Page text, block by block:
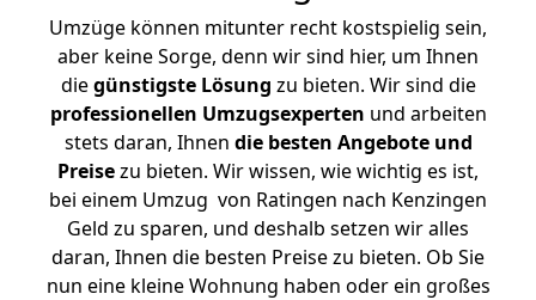
Umzüge können mitunter recht kostspielig sein,
aber keine Sorge, denn wir sind hier, um Ihnen
diegünstigste Lösung zu bieten. Wir sind die
professionellen Umzugsexperten und arbeiten
stets daran, Ihnen die besten Angebote und
Preisezu bieten. Wir wissen, wie wichtig es ist,
bei einem Umzug von Ratingen nach Kenzingen
Geld zu sparen, und deshalb setzen wir alles
daran, Ihnen die besten Preise zu bieten. Ob Sie
nun eine kleine Wohnung haben oder ein großes